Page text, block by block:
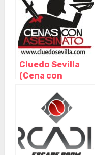
Cluedo Sevilla
(Cena con
Sevilla –
Andalucía